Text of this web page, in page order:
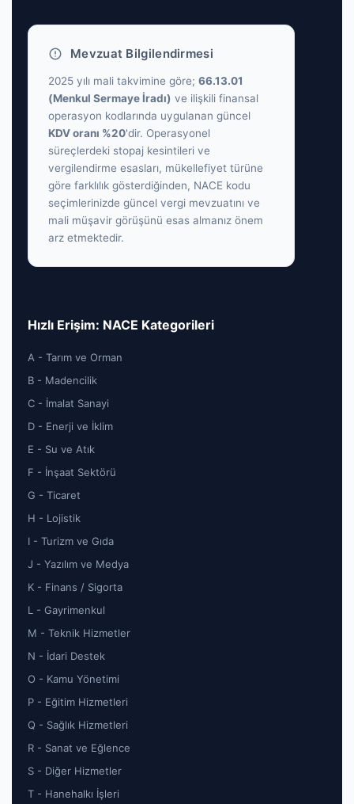
Mevzuat Bilgilendirmesi
2025 yılı mali takvimine göre; 66.13.01
(Menkul Sermaye İradı) ve ilişkili finansal
operasyon kodlarında uygulanan güncel
KDV oranı %20'dir. Operasyonel
süreçlerdeki stopaj kesintileri ve
vergilendirme esasları, mükellefiyet türüne
göre farklılık gösterdiğinden, NACE kodu
seçimlerinizde güncel vergi mevzuatını ve
mali müşavir görüşünü esas almanız önem
arz etmektedir.
Hızlı Erişim: NACE Kategorileri
A - Tarım ve Orman
B - Madencilik
C - İmalat Sanayi
D - Enerji ve İklim
E - Su ve Atık
F - İnşaat Sektörü
G - Ticaret
H - Lojistik
I - Turizm ve Gıda
J - Yazılım ve Medya
K - Finans / Sigorta
L - Gayrimenkul
M - Teknik Hizmetler
N - İdari Destek
O - Kamu Yönetimi
P - Eğitim Hizmetleri
Q - Sağlık Hizmetleri
R - Sanat ve Eğlence
S - Diğer Hizmetler
T - Hanehalkı İşleri